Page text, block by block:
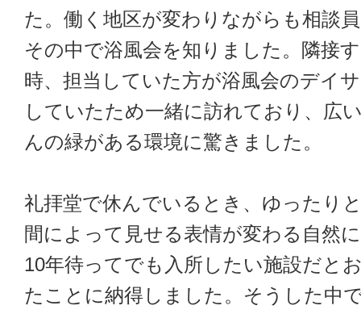
た。働く地区が変わりながらも相談
その中で浴風会を知りました。隣接
時、担当していた方が浴風会のデイ
していたため一緒に訪れており、広
んの緑がある環境に驚きました。
礼拝堂で休んでいるとき、ゆったり
間によって見せる表情が変わる自然
10年待ってでも入所したい施設だと
たことに納得しました。そうした中